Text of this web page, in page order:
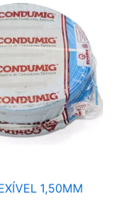
1,50MM